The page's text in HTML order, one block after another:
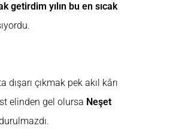
getirdim yılın bu en sıcak
dışarı çıkmak pek akıl kârı
elinden gel olursa Neşet